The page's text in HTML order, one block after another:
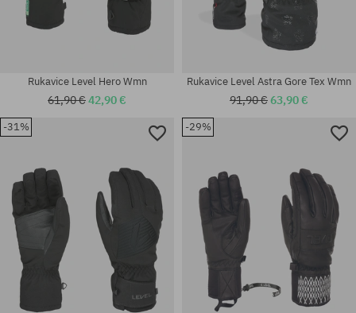
L; XL; XXL; S-M
Rukavice Level Hero Wmn
61,90 €42,90 €
Rukavice Level Astra Gore Tex Wmn
91,90 €63,90 €
-31% -29%